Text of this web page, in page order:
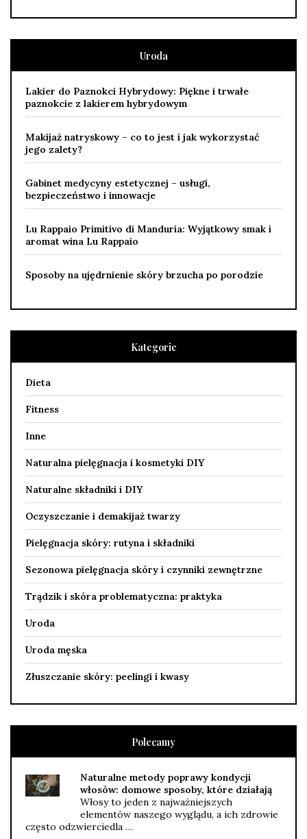
Uroda
Lakier do Paznokci Hybrydowy: Piękne i trwałe
paznokcie z lakierem hybrydowym
Makijaż natryskowy – co to jest i jak wykorzystać
jego zalety?
Gabinet medycyny estetycznej – usługi,
bezpieczeństwo i innowacje
Lu Rappaio Primitivo di Manduria: Wyjątkowy smak i
aromat wina Lu Rappaio
Sposoby na ujędrnienie skóry brzucha po porodzie
Kategorie
Dieta
Fitness
Inne
Naturalna pielęgnacja i kosmetyki DIY
Naturalne składniki i DIY
Oczyszczanie i demakijaż twarzy
Pielęgnacja skóry: rutyna i składniki
Sezonowa pielęgnacja skóry i czynniki zewnętrzne
Trądzik i skóra problematyczna: praktyka
Uroda
Uroda męska
Złuszczanie skóry: peelingi i kwasy
Polecamy
Naturalne metody poprawy kondycji
włosów: domowe sposoby, które działają
Włosy to jeden z najważniejszych
elementów naszego wyglądu, a ich zdrowie
często odzwierciedla …